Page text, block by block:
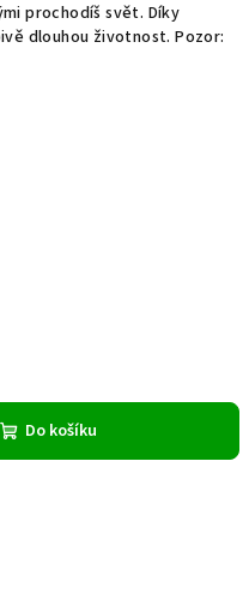
prochodíš svět. Díky
dlouhou životnost. Pozor:
Do košíku